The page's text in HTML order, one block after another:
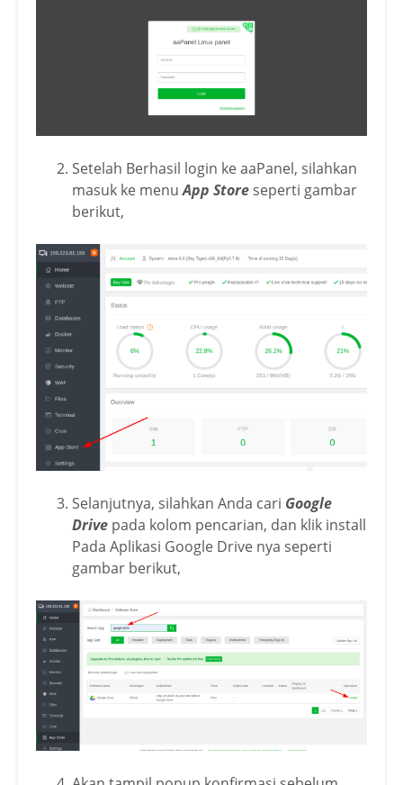
Setelah Berhasil login ke aaPanel, silahkan
masuk ke menuApp Store seperti gambar
berikut,
Selanjutnya, silahkan Anda cari Google
Drive pada kolom pencarian, dan klik install
Pada Aplikasi Google Drive nya seperti
gambar berikut,